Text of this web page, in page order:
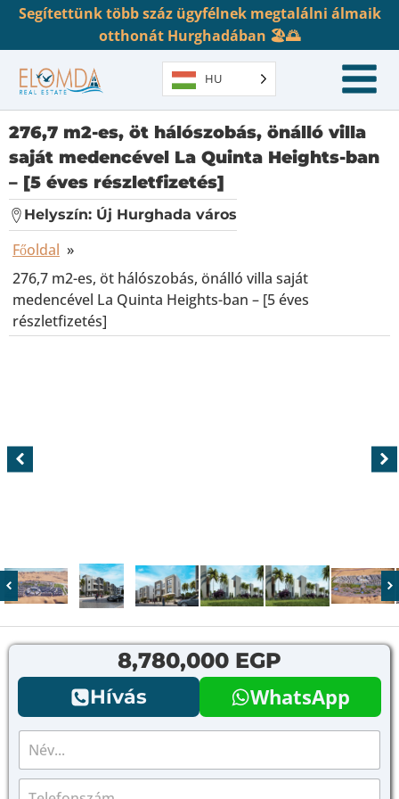
Segítettünk több száz ügyfélnek megtalálni álmaik
otthonát Hurghadában 🏖️🌅
HU
276,7 m2-es, öt hálószobás, önálló villa
saját medencével La Quinta Heights-ban
– [5 éves részletfizetés]
Helyszín: Új Hurghada város
Főoldal »
276,7 m2-es, öt hálószobás, önálló villa saját
medencével La Quinta Heights-ban – [5 éves
részletfizetés]
8,780,000 EGP
Hívás WhatsApp
N
v
T